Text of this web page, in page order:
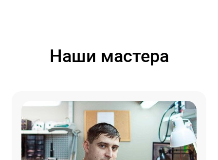
Наши мастера